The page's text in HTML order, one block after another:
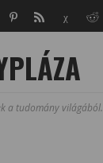
a tudomány világából.